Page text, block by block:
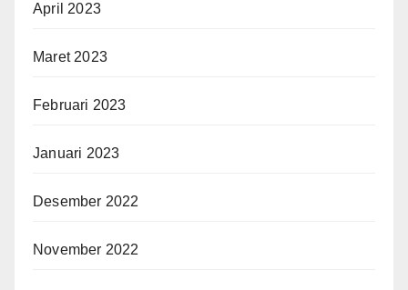
April 2023
Maret 2023
Februari 2023
Januari 2023
Desember 2022
November 2022